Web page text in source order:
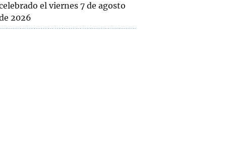
el viernes 7 de agosto
2026